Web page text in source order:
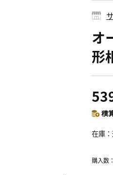
オ
形
積
在庫
購入数：